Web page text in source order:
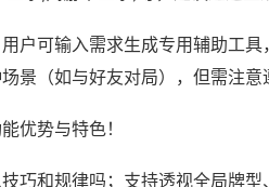
户可输入需求生成专用辅助工
景（如与好友对局），但需注意
优势与特色！
巧和规律吗；支持透视全局牌